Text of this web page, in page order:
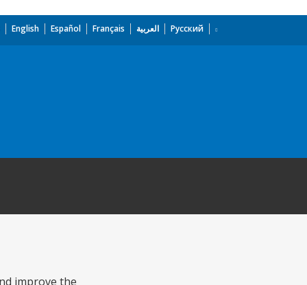
English Español Français العربية Русский
improve the